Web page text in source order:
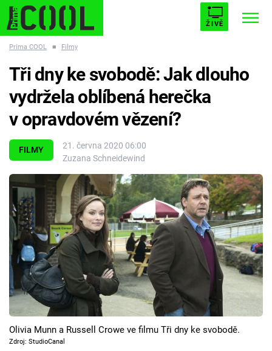
ŽIVĚ
ESCAPE PLNEJ KOTEL AVENGERS 5
Témata
Filmy
Seriály
Hry
Cool Esport
Pořady
TV Program
Prima COOL ■ Filmy
FILMY
21. června 2020 06:00
Zuzana Schneidewind
Tři dny ke svobodě: Jak dlouho
vydržela oblíbená herečka
v opravdovém vězení?
Olivia Munn a Russell Crowe ve filmu Tři dny ke svobodě.
Zdroj: StudioCanal